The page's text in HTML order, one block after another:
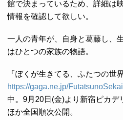
館で決まっているため、詳細は
情報を確認して欲しい。
一人の青年が、自身と葛藤し、
はひとつの家族の物語。
『ぼくが生きてる、ふたつの世界
https://gaga.ne.jp/
中。9月20日(金)より新宿ピカデ
ほか全国順次公開。